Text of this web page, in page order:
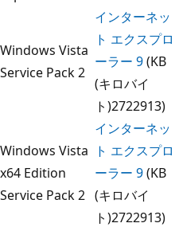
Windows Vista
Service Pack 2
インターネッ
ト エクスプロ
ーラー 9(KB
(キロバイ
ト)2722913)
Windows Vista
x64 Edition
Service Pack 2
インターネッ
ト エクスプロ
ーラー 9(KB
(キロバイ
ト)2722913)